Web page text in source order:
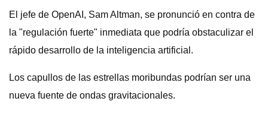
El jefe de OpenAI, Sam Altman, se pronunció en contra de
la "regulación fuerte" inmediata que podría obstaculizar el
rápido desarrollo de la inteligencia artificial.
Los capullos de las estrellas moribundas podrían ser una
nueva fuente de ondas gravitacionales.